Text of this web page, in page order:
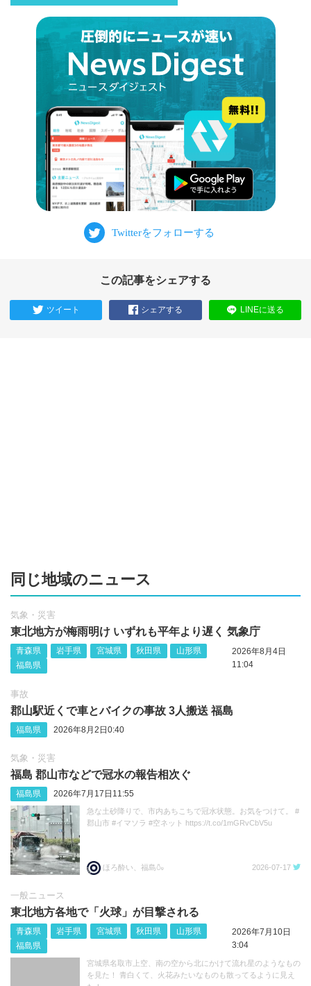
この記事をシェアする
ツイート シェアする LINEに送る
同じ地域のニュース
気象・災害
東北地方が梅雨明け いずれも平年より遅く 気象庁
青森県 岩手県 宮城県 秋田県
山形県
福島県
2026年8月4日
11:04
事故
郡山駅近くで車とバイクの事故 3人搬送 福島
福島県 2026年8月2日0:40
気象・災害
福島 郡山市などで冠水の報告相次ぐ
福島県 2026年7月17日11:55
急な土砂降りで、市内あちこちで冠水状態。お気をつけて。 #
郡山市 #イマソラ #空ネット https://t.co/1mGRvCbV5u
ほろ酔い、福島🍶 2026-07-17
一般ニュース
東北地方各地で「火球」が目撃される
青森県 岩手県 宮城県 秋田県
山形県
福島県
2026年7月10日
3:04
宮城県名取市上空、南の空から北にかけて流れ星のようなもの
を見た！ 青白くて、火花みたいなものも散ってるように見え